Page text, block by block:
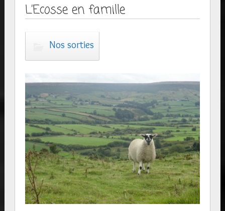
L’Ecosse en famille
Nos sorties